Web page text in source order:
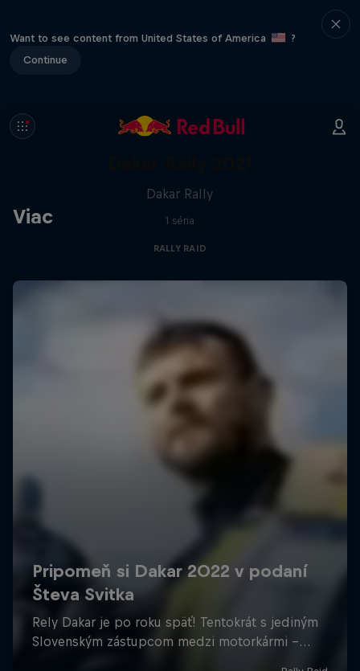
Want to see content from United States of America
?
Continue
Viac
Dakar Rally
1 séria
RALLY RAID